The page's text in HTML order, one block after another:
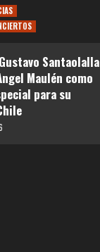
Gustavo Santaolalla
Maulén como
para su